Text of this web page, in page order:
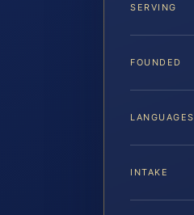
SERVING
FOUNDED
LANGUAGES
INTAKE